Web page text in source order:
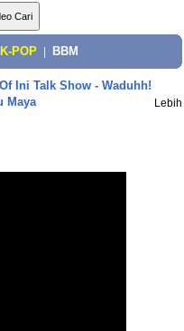
K-POP BBM
Ini Talk Show - Waduhh!
Maya
Lebih